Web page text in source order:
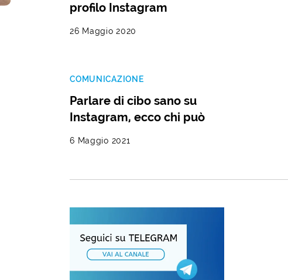
profilo Instagram
26 Maggio 2020
COMUNICAZIONE
Parlare di cibo sano su
Instagram, ecco chi può
6 Maggio 2021